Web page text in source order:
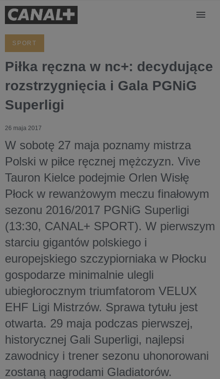
SPORT
Piłka ręczna w nc+: decydujące
rozstrzygnięcia i Gala PGNiG
Superligi
26 maja 2017
W sobotę 27 maja poznamy mistrza
Polski w piłce ręcznej mężczyzn. Vive
Tauron Kielce podejmie Orlen Wisłę
Płock w rewanżowym meczu finałowym
sezonu 2016/2017 PGNiG Superligi
(13:30, CANAL+ SPORT). W pierwszym
starciu gigantów polskiego i
europejskiego szczypiorniaka w Płocku
gospodarze minimalnie ulegli
ubiegłorocznym triumfatorom VELUX
EHF Ligi Mistrzów. Sprawa tytułu jest
otwarta. 29 maja podczas pierwszej,
historycznej Gali Superligi, najlepsi
zawodnicy i trener sezonu uhonorowani
zostaną nagrodami Gladiatorów.